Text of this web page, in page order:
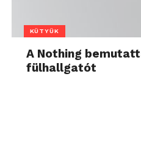
KÜTYÜK
A Nothing
fülhallgatót